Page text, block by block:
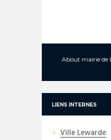
About mairie de
LIENS INTERNES
Ville Lewarde